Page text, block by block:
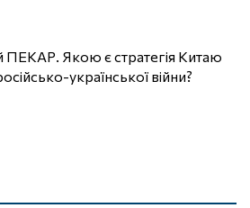
української війни?